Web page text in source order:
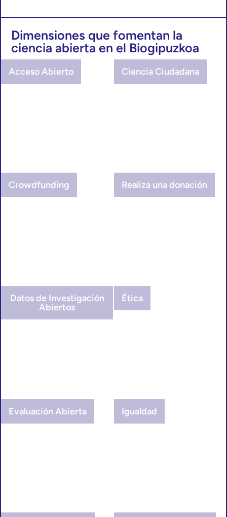
Dimensiones que fomentan la
ciencia abierta en el Biogipuzkoa​
Acceso Abierto Ciencia Ciudadana
Crowdfunding Realiza una donación
Datos de Investigación
Abiertos
Ética
Evaluación Abierta Igualdad